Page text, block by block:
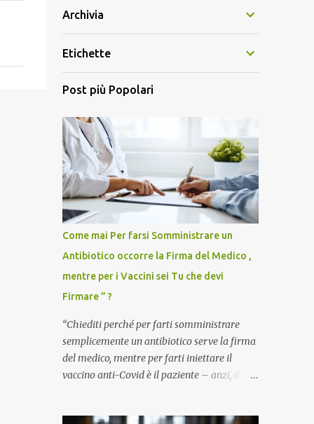
Archivia
Etichette
Post più Popolari
Come mai Per farsi Somministrare un
Antibiotico occorre la Firma del Medico ,
mentre per i Vaccini sei Tu che devi
Firmare ” ?
“Chiediti perché per farti somministrare
semplicemente un antibiotico serve la firma
del medico, mentre per farti iniettare il
vaccino anti-Covid è il paziente – anzi, il